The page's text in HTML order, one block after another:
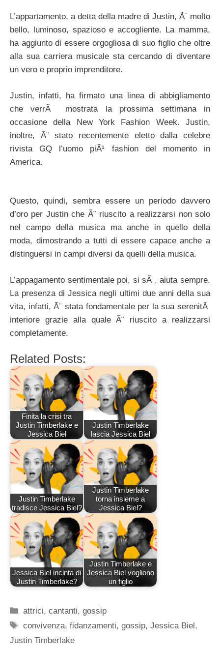
L’appartamento, a detta della madre di Justin, Ã¨ molto
bello, luminoso, spazioso e accogliente. La mamma,
ha aggiunto di essere orgogliosa di suo figlio che oltre
alla sua carriera musicale sta cercando di diventare
un vero e proprio imprenditore.
Justin, infatti, ha firmato una linea di abbigliamento
che verrÃ mostrata la prossima settimana in
occasione della New York Fashion Week. Justin,
inoltre, Ã¨ stato recentemente eletto dalla celebre
rivista GQ l’uomo piÃ¹ fashion del momento in
America.
Questo, quindi, sembra essere un periodo davvero
d’oro per Justin che Ã¨ riuscito a realizzarsi non solo
nel campo della musica ma anche in quello della
moda, dimostrando a tutti di essere capace anche a
distinguersi in campi diversi da quelli della musica.
L’appagamento sentimentale poi, si sÃ , aiuta sempre.
La presenza di Jessica negli ultimi due anni della sua
vita, infatti, Ã¨ stata fondamentale per la sua serenitÃ
interiore grazie alla quale Ã¨ riuscito a realizzarsi
completamente.
Related Posts:
Finita la crisi tra
Justin Timberlake e
Jessica Biel
Justin Timberlake
lascia Jessica Biel
Justin Timberlake
tradisce Jessica Biel?
Justin Timberlake
torna insieme a
Jessica Biel?
Jessica Biel incinta di
Justin Timberlake?
Justin Timberlake e
Jessica Biel vogliono
un figlio
Categorie
attrici,cantanti,gossip
Tag
convivenza,fidanzamenti,gossip,Jessica Biel ,
Justin Timberlake